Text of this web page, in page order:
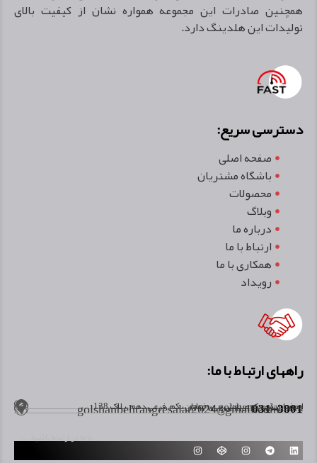
همچنین صادرات اين مجموعه همواره نشان از كيفيت بالاى
توليدات اين هلدينگ دارد.
دسترسی سریع:
صفحه اصلی
باشگاه مشتریان
محصولات
وبلاگ
درباره ما
ارتباط با ما
همکاری با ما
رویداد
راههای ارتباط با ما:
031-3801
www.golshanresalat.com
golshanbehrangresalat2024@gmail.com
اصفهان ،شهرک صنعتی جی ، خیابان یکم ،فرعی دهم ،پلاک 138
با ما در ارتباط باشید ….